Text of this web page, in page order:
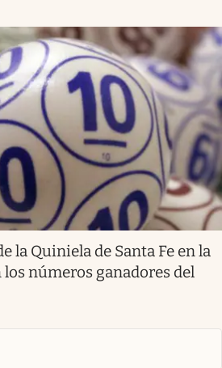
la Quiniela de Santa Fe en la
números ganadores del